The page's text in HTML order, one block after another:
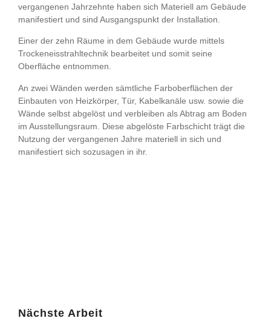
vergangenen Jahrzehnte haben sich Materiell am Gebäude
manifestiert und sind Ausgangspunkt der Installation.
Einer der zehn Räume in dem Gebäude wurde mittels
Trockeneisstrahltechnik bearbeitet und somit seine
Oberfläche entnommen.
An zwei Wänden werden sämtliche Farboberflächen der
Einbauten von Heizkörper, Tür, Kabelkanäle usw. sowie die
Wände selbst abgelöst und verbleiben als Abtrag am Boden
im Ausstellungsraum. Diese abgelöste Farbschicht trägt die
Nutzung der vergangenen Jahre materiell in sich und
manifestiert sich sozusagen in ihr.
Nächste Arbeit